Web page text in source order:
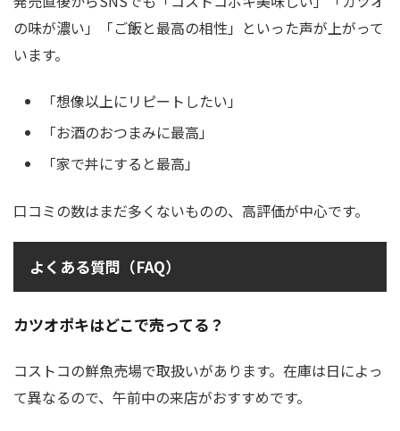
の味が濃い」「ご飯と最高の相性」といった声が上がって
います。
「想像以上にリピートしたい」
「お酒のおつまみに最高」
「家で丼にすると最高」
口コミの数はまだ多くないものの、高評価が中心です。
よくある質問（FAQ）
カツオポキはどこで売ってる？
コストコの鮮魚売場で取扱いがあります。在庫は日によっ
て異なるので、午前中の来店がおすすめです。